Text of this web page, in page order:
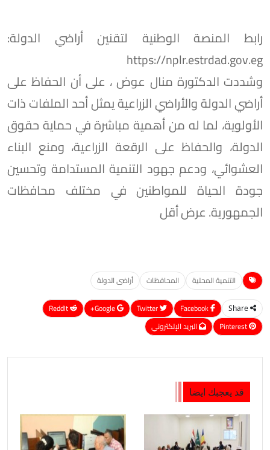
رابط المنصة الوطنية لتقنين أراضي الدولة:
https://nplr.estrdad.gov.eg
وشددت الدكتورة منال عوض ، على أن الحفاظ على
أراضي الدولة والأراضي الزراعية يمثل أحد الملفات ذات
الأولوية، لما له من أهمية مباشرة في حماية حقوق
الدولة، والحفاظ على الرقعة الزراعية، ومنع البناء
العشوائي، ودعم جهود التنمية المستدامة وتحسين
جودة الحياة للمواطنين في مختلف محافظات
الجمهورية. عرض أقل
التنمية المحلية المحافظات أراضى الدولة
Share
Google+
ReddIt
Pinterest
البريد الإلكتروني
قد يعجبك ايضا